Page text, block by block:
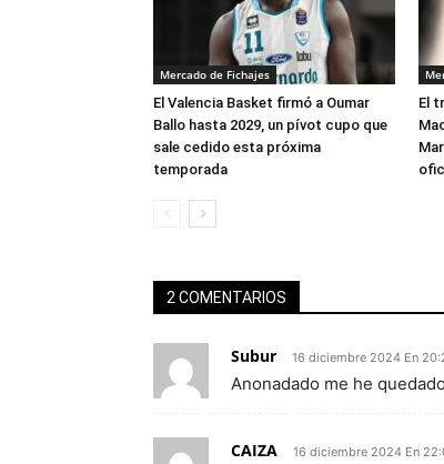
Mercado de Fichajes
El Valencia Basket firmó a Oumar
Ballo hasta 2029, un pívot cupo que
sale cedido esta próxima
temporada
El
2 COMENTARIOS
Subur 16 diciembre 2024 En
Anonadado me he quedado
CAIZA 16 diciembre 2024 En